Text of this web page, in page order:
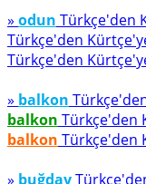
» odun Türkçe'den
Türkçe'den
Türkçe'den
» balkon
balkon Türkçe'den
balkon Türkçe'den
» buğday